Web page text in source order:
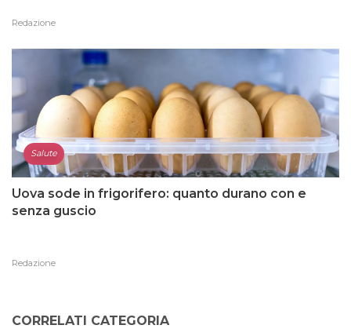
Redazione
Salute
Uova sode in frigorifero: quanto durano con e
senza guscio
Redazione
CORRELATI CATEGORIA